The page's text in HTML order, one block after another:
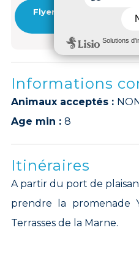
Flyer offres initiation
paddle Nogent-
Informations
Animaux acceptés :
Age min : 8
Itinéraires
A partir du port de
prendre la promenade
Terrasses de la Marne.